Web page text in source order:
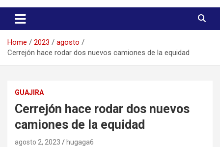
Gente Cultura y Pueblo
Home 2023
agosto
Cerrejón hace rodar dos nuevos camiones de la equidad
GUAJIRA
Cerrejón hace rodar dos nuevos
camiones de la equidad
agosto 2, 2023 hugaga6